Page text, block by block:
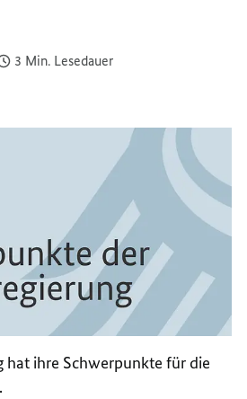
3 Min. Lesedauer
hat ihre Schwerpunkte für die